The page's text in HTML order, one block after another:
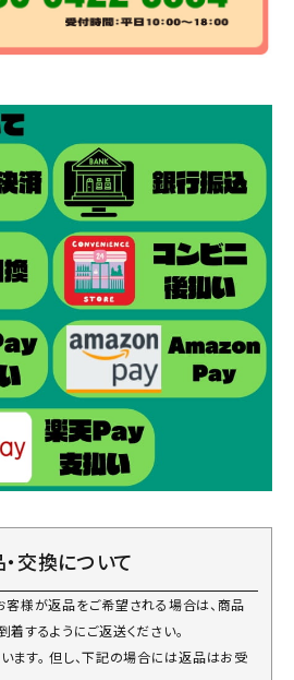
交換について
客様が返品をご希望される場合は、商品
するようにご返送ください。
ます。 但し、下記の場合には返品はお受